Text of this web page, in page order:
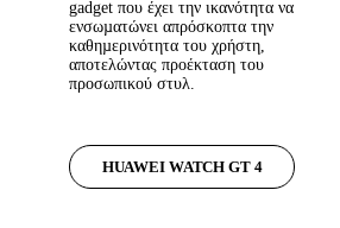
gadget που έχει την ικανότητα να
ενσωµατώνει απρόσκοπτα την
καθηµερινότητα του χρήστη,
αποτελώντας προέκταση του
προσωπικού στυλ.
HUAWEI WATCH GT 4